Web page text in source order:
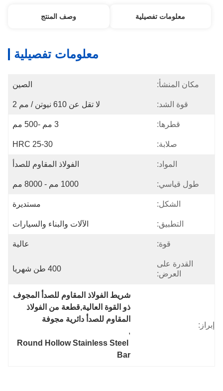
معلومات تفصيلية وصف المنتج
معلومات تفصيلية
مكان المنشأ: الصين
قوة الشد: لا تقل عن 610 نيوتن / مم 2
قطرها: 3 مم -500 مم
صلابة: HRC 25-30
المواد: الفولاذ المقاوم للصدأ
طول قياسي: 1000 مم - 8000 مم
الشكل: مستديرة
التطبيق: الآلات والبناء والسيارات
قوة: عالية
القدرة على
العرض:
400 طن شهريا
إبراز:
شريط الفولاذ المقاوم للصدأ المجوف
ذو القوة العالية,قطعة من الفولاذ
المقاوم للصدأ دائرية مجوفة
,
Round Hollow Stainless Steel
Bar